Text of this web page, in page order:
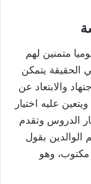
متمنين لهم
الحقيقة يتمكن
والابتعاد عن
عليه اختيار
الدروس وتقدم
الوالدين بقول
مكتوب، وهو